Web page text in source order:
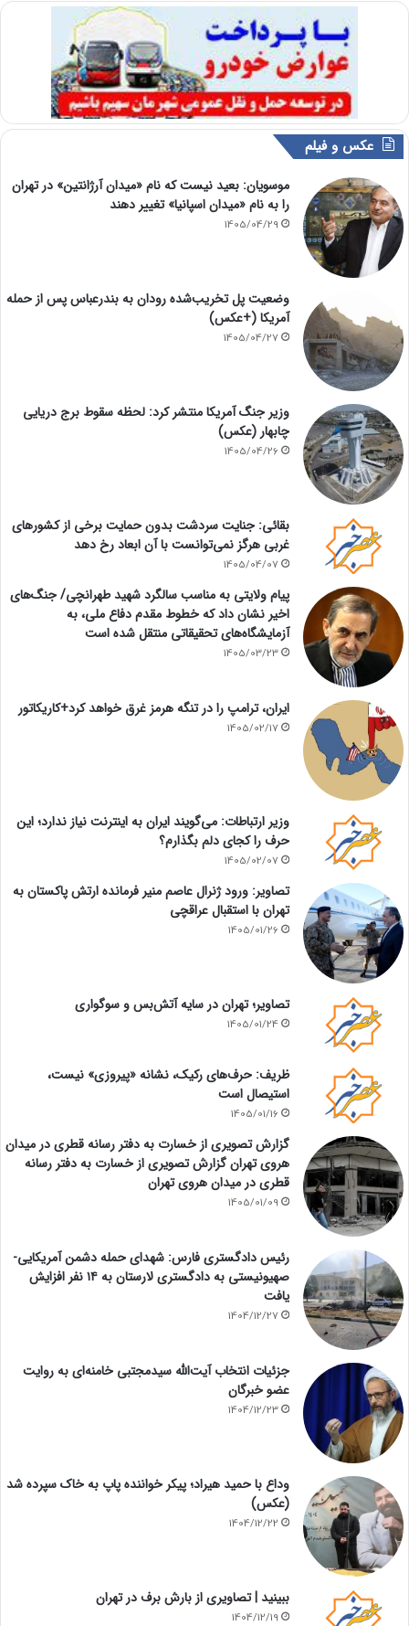
عکس و فیلم
موسویان: بعید نیست که نام «میدان آرژانتین» در تهران
را به نام «میدان اسپانیا» تغییر دهند
1405/04/29
وضعیت پل تخریب‌شده رودان به بندرعباس پس از حمله
آمریکا (+عکس)
1405/04/27
وزیر جنگ آمریکا منتشر کرد: لحظه سقوط برج دریایی
چابهار (عکس)
1405/04/26
بقائی: جنایت سردشت بدون حمایت برخی از کشورهای
غربی هرگز نمی‌توانست با آن ابعاد رخ دهد
1405/04/07
پیام ولایتی به مناسب سالگرد شهید طهرانچی/ جنگ‌های
اخیر نشان داد که خطوط مقدم دفاع ملی، به
آزمایشگاه‌های تحقیقاتی منتقل شده است
1405/03/23
ایران، ترامپ را در تنگه هرمز غرق خواهد کرد+کاریکاتور
1405/02/17
وزیر ارتباطات: می‌گویند ایران به اینترنت نیاز ندارد؛ این
حرف را کجای دلم بگذارم؟
1405/02/07
تصاویر: ورود ژنرال عاصم منیر فرمانده ارتش پاکستان به
تهران با استقبال عراقچی
1405/01/26
تصاویر؛ تهران در سایه آتش‌بس و سوگواری
1405/01/24
ظریف: حرف‌های رکیک، نشانه «پیروزی» نیست،
استیصال است
1405/01/16
گزارش تصویری از خسارت به دفتر رسانه قطری در میدان
هروی تهران گزارش تصویری از خسارت به دفتر رسانه
قطری در میدان هروی تهران
1405/01/09
رئیس دادگستری فارس: شهدای حمله دشمن آمریکایی-
صهیونیستی به دادگستری لارستان به ۱۴ نفر افزایش
یافت
1404/12/27
جزئیات انتخاب آیت‌الله سیدمجتبی خامنه‌ای به روایت
عضو خبرگان
1404/12/23
وداع با حمید هیراد؛ پیکر خواننده پاپ به خاک سپرده شد
(عکس)
1404/12/22
ببینید | تصاویری از بارش برف در تهران
1404/12/19